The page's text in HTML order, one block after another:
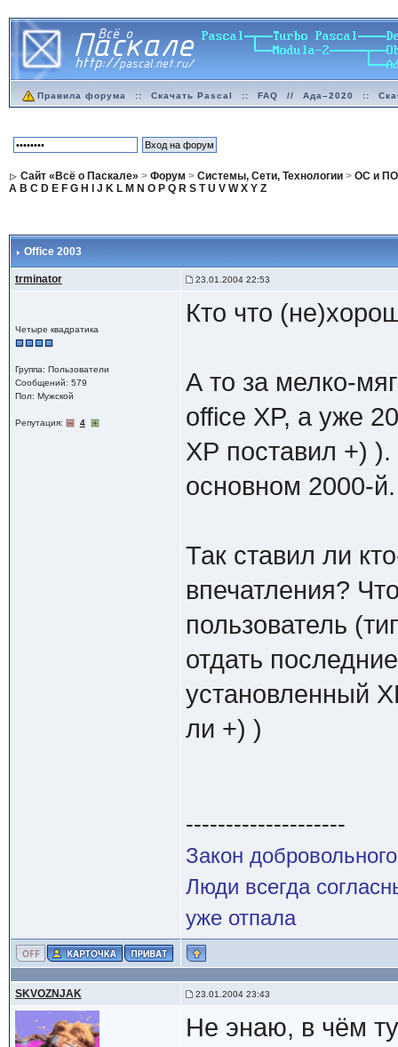
Правила форума :: Скачать Pascal :: FAQ // Ада–2020 ::
Сайт «Всё о Паскале» > Форум > Системы, Сети, Технологии> ОС и ПО
A B C D E F G H J K L M N O P Q R S T U V W X Y Z
Office 2003
trminator 23.01.2004 22:53
Четыре квадратика
Группа: Пользователи
Сообщений: 579
Пол: Мужской
Репутация: 4
Кто что
А то за мелко-
office XP, а уже
ХР поставил +)
основном 2000-й.
Так ставил ли
впечатления?
пользователь
отдать
установленный
ли +) )
--------------------
Закон
Люди всегда
уже отпала
SKVOZNJAK 23.01.2004 23:43
Не энаю, в чём